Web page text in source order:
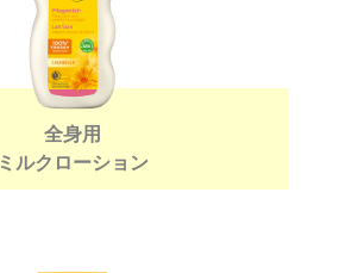
全身用
ミルクローション